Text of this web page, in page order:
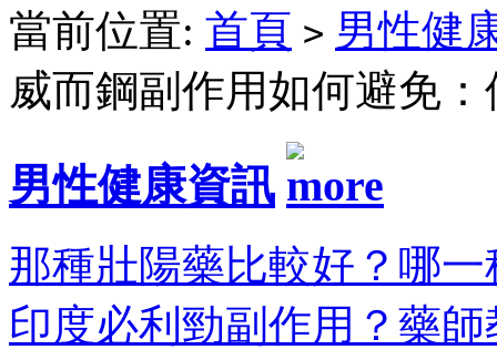
當前位置: 首頁 > 男性健
威而鋼副作用如何避免
男性健康資訊
那種壯陽藥比較好？哪
印度必利勁副作用？藥